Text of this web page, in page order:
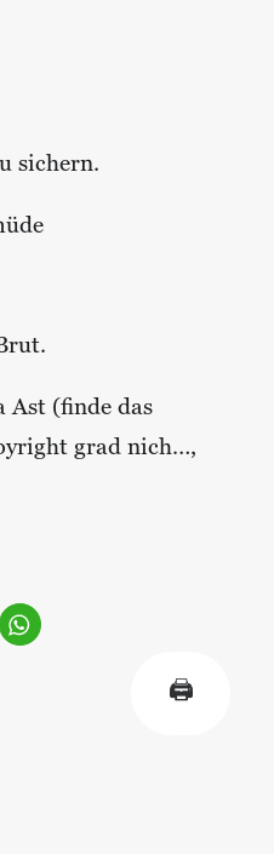
sichern.
Ast (finde das
grad nich…,
🖨